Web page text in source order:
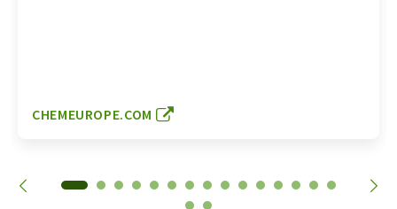
CHEMEUROPE.COM